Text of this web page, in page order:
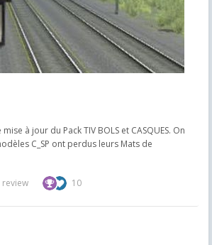
à jour du Pack TIV BOLS et CASQUES. On
C_SP ont perdus leurs Mats de
review 10